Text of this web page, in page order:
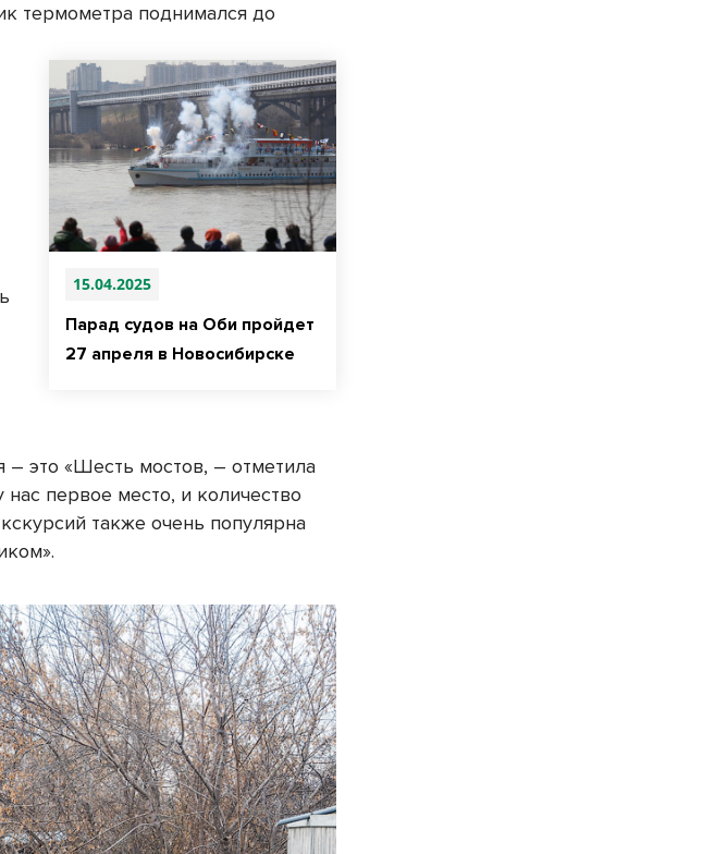
термометра поднимался до
15.04.2025
Парад судов на Оби пройдет
27 апреля в Новосибирске
– это «Шесть мостов, – отметила
первое место, и количество
также очень популярна